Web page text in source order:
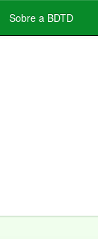
Sobre a BDTD